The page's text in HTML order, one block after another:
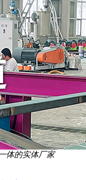
体的实体厂家